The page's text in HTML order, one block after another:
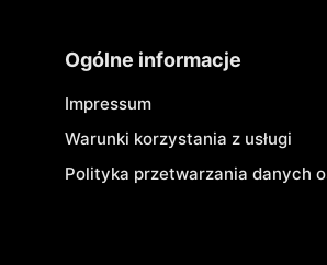
Ogólne informacje
Impressum
Warunki korzystania z usługi
Polityka przetwarzania danych